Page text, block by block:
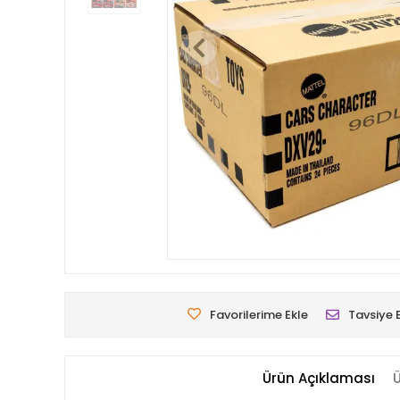
Favorilerime Ekle Tavsiye
Ürün Açıklaması